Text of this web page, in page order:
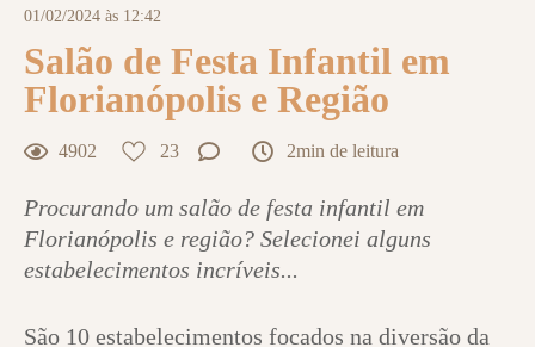
01/02/2024 às 12:42
Salão de Festa Infantil em
Florianópolis e Região
4902 23 2min de leitura
Procurando um salão de festa infantil em
Florianópolis e região? Selecionei alguns
estabelecimentos incríveis...
São 10 estabelecimentos focados na diversão da